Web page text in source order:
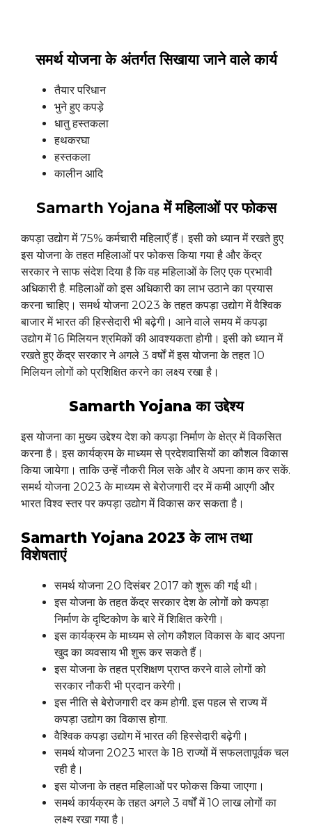
समर्थ योजना के अंतर्गत सिखाया जाने वाले कार्य
तैयार परिधान
भुने हुए कपड़े
धातु हस्तकला
हथकरघा
हस्तकला
कालीन आदि
Samarth Yojana में महिलाओं पर फोकस
कपड़ा उद्योग में 75% कर्मचारी महिलाएँ हैं। इसी को ध्यान में रखते हुए
इस योजना के तहत महिलाओं पर फोकस किया गया है और केंद्र
सरकार ने साफ संदेश दिया है कि वह महिलाओं के लिए एक प्रभावी
अधिकारी है. महिलाओं को इस अधिकारी का लाभ उठाने का प्रयास
करना चाहिए। समर्थ योजना 2023 के तहत कपड़ा उद्योग में वैश्विक
बाजार में भारत की हिस्सेदारी भी बढ़ेगी। आने वाले समय में कपड़ा
उद्योग में 16 मिलियन श्रमिकों की आवश्यकता होगी। इसी को ध्यान में
रखते हुए केंद्र सरकार ने अगले 3 वर्षों में इस योजना के तहत 10
मिलियन लोगों को प्रशिक्षित करने का लक्ष्य रखा है।
Samarth Yojana का उद्देश्य
इस योजना का मुख्य उद्देश्य देश को कपड़ा निर्माण के क्षेत्र में विकसित
करना है। इस कार्यक्रम के माध्यम से प्रदेशवासियों का कौशल विकास
किया जायेगा। ताकि उन्हें नौकरी मिल सके और वे अपना काम कर सकें.
समर्थ योजना 2023 के माध्यम से बेरोजगारी दर में कमी आएगी और
भारत विश्व स्तर पर कपड़ा उद्योग में विकास कर सकता है।
Samarth Yojana 2023 के लाभ तथा
विशेषताएं
समर्थ योजना 20 दिसंबर 2017 को शुरू की गई थी।
इस योजना के तहत केंद्र सरकार देश के लोगों को कपड़ा
निर्माण के दृष्टिकोण के बारे में शिक्षित करेगी।
इस कार्यक्रम के माध्यम से लोग कौशल विकास के बाद अपना
खुद का व्यवसाय भी शुरू कर सकते हैं।
इस योजना के तहत प्रशिक्षण प्राप्त करने वाले लोगों को
सरकार नौकरी भी प्रदान करेगी।
इस नीति से बेरोजगारी दर कम होगी. इस पहल से राज्य में
कपड़ा उद्योग का विकास होगा.
वैश्विक कपड़ा उद्योग में भारत की हिस्सेदारी बढ़ेगी।
समर्थ योजना 2023 भारत के 18 राज्यों में सफलतापूर्वक चल
रही है।
इस योजना के तहत महिलाओं पर फोकस किया जाएगा।
समर्थ कार्यक्रम के तहत अगले 3 वर्षों में 10 लाख लोगों का
लक्ष्य रखा गया है।